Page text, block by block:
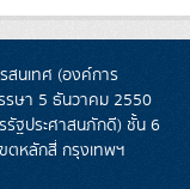
สนเทศ (องค์การ
รษา 5 ธันวาคม 2550
รัฐประศาสนภักดี) ชั้น 6
ตหลักสี่ กรุงเทพฯ